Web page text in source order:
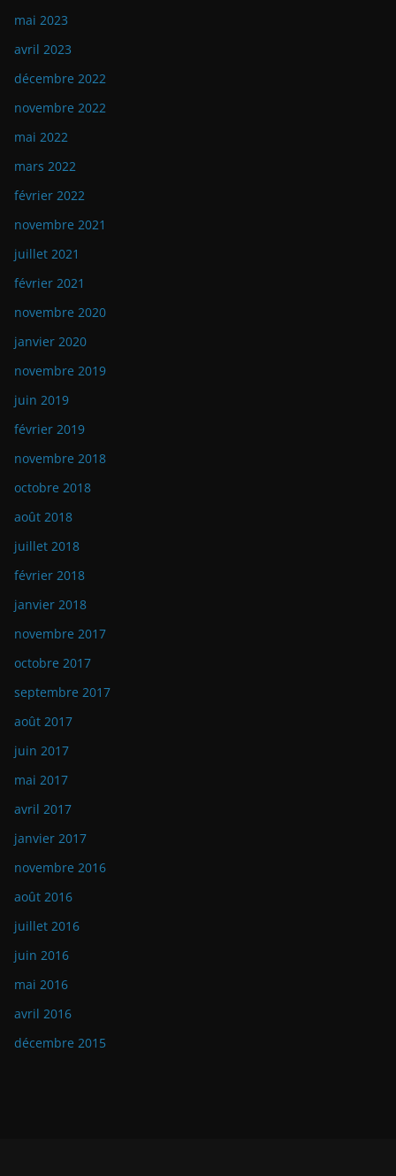
mai 2023
avril 2023
décembre 2022
novembre 2022
mai 2022
mars 2022
février 2022
novembre 2021
juillet 2021
février 2021
novembre 2020
janvier 2020
novembre 2019
juin 2019
février 2019
novembre 2018
octobre 2018
août 2018
juillet 2018
février 2018
janvier 2018
novembre 2017
octobre 2017
septembre 2017
août 2017
juin 2017
mai 2017
avril 2017
janvier 2017
novembre 2016
août 2016
juillet 2016
juin 2016
mai 2016
avril 2016
décembre 2015